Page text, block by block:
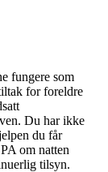
fungere som
for foreldre
Du har ikke
du får
om natten
tilsyn.